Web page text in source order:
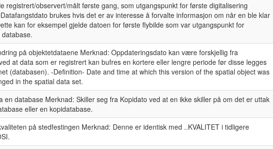
registrert/observert/målt første gang, som utgangspunkt for første digitalisering
brukes hvis det er av interesse å forvalte informasjon om når en ble klar
kan for eksempel gjelde datoen for første flybilde som var utgangspunkt for
på objektetdataene Merknad: Oppdateringsdato kan være forskjellig fra
at data som er registrert kan bufres en kortere eller lengre periode før disse legges
(databasen). -Definition- Date and time at which this version of the spatial object was
in the spatial data set.
en database Merknad: Skiller seg fra Kopidato ved at en ikke skiller på om det er uttak
eller en kopidatabase.
på stedfestingen Merknad: Denne er identisk med ..KVALITET i tidligere